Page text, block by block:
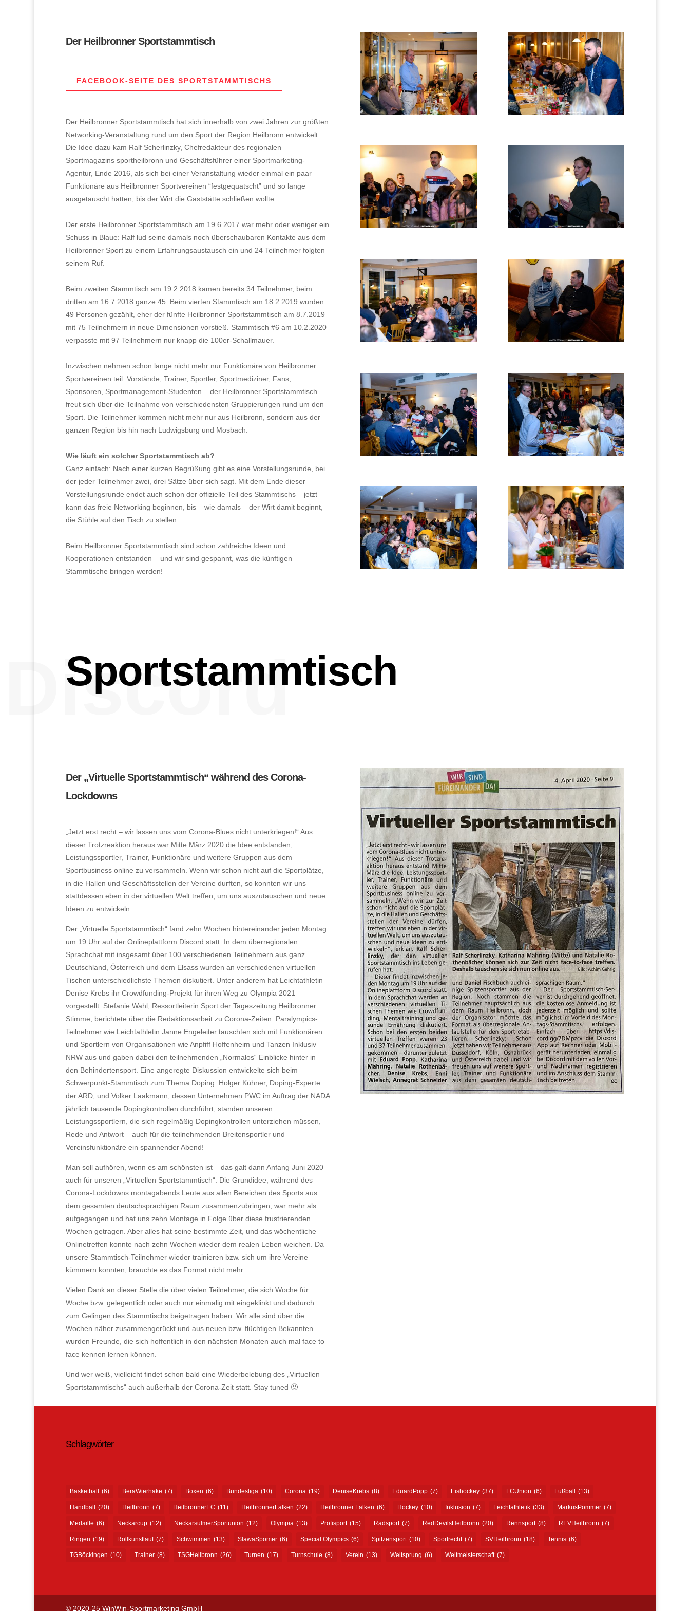
Der Heilbronner Sportstammtisch
FACEBOOK-SEITE DES SPORTSTAMMTISCHS
Der Heilbronner Sportstammtisch hat sich innerhalb von zwei Jahren zur größten
Networking-Veranstaltung rund um den Sport der Region Heilbronn entwickelt.
Die Idee dazu kam Ralf Scherlinzky, Chefredakteur des regionalen
Sportmagazins sportheilbronn und Geschäftsführer einer Sportmarketing-
Agentur, Ende 2016, als sich bei einer Veranstaltung wieder einmal ein paar
Funktionäre aus Heilbronner Sportvereinen “festgequatscht” und so lange
ausgetauscht hatten, bis der Wirt die Gaststätte schließen wollte.
Der erste Heilbronner Sportstammtisch am 19.6.2017 war mehr oder weniger ein
Schuss in Blaue: Ralf lud seine damals noch überschaubaren Kontakte aus dem
Heilbronner Sport zu einem Erfahrungsaustausch ein und 24 Teilnehmer folgten
seinem Ruf.
Beim zweiten Stammtisch am 19.2.2018 kamen bereits 34 Teilnehmer, beim
dritten am 16.7.2018 ganze 45. Beim vierten Stammtisch am 18.2.2019 wurden
49 Personen gezählt, eher der fünfte Heilbronner Sportstammtisch am 8.7.2019
mit 75 Teilnehmern in neue Dimensionen vorstieß. Stammtisch #6 am 10.2.2020
verpasste mit 97 Teilnehmern nur knapp die 100er-Schallmauer.
Inzwischen nehmen schon lange nicht mehr nur Funktionäre von Heilbronner
Sportvereinen teil. Vorstände, Trainer, Sportler, Sportmediziner, Fans,
Sponsoren, Sportmanagement-Studenten – der Heilbronner Sportstammtisch
freut sich über die Teilnahme von verschiedensten Gruppierungen rund um den
Sport. Die Teilnehmer kommen nicht mehr nur aus Heilbronn, sondern aus der
ganzen Region bis hin nach Ludwigsburg und Mosbach.
Wie läuft ein solcher Sportstammtisch ab?
Ganz einfach: Nach einer kurzen Begrüßung gibt es eine Vorstellungsrunde, bei
der jeder Teilnehmer zwei, drei Sätze über sich sagt. Mit dem Ende dieser
Vorstellungsrunde endet auch schon der offizielle Teil des Stammtischs – jetzt
kann das freie Networking beginnen, bis – wie damals – der Wirt damit beginnt,
die Stühle auf den Tisch zu stellen…
Beim Heilbronner Sportstammtisch sind schon zahlreiche Ideen und
Kooperationen entstanden – und wir sind gespannt, was die künftigen
Stammtische bringen werden!
Sportstammtisch
Discord
Der „Virtuelle Sportstammtisch“ während des Corona-
Lockdowns
„Jetzt erst recht – wir lassen uns vom Corona-Blues nicht unterkriegen!“ Aus
dieser Trotzreaktion heraus war Mitte März 2020 die Idee entstanden,
Leistungssportler, Trainer, Funktionäre und weitere Gruppen aus dem
Sportbusiness online zu versammeln. Wenn wir schon nicht auf die Sportplätze,
in die Hallen und Geschäftsstellen der Vereine durften, so konnten wir uns
stattdessen eben in der virtuellen Welt treffen, um uns auszutauschen und neue
Ideen zu entwickeln.
Der „Virtuelle Sportstammtisch“ fand zehn Wochen hintereinander jeden Montag
um 19 Uhr auf der Onlineplattform Discord statt. In dem überregionalen
Sprachchat mit insgesamt über 100 verschiedenen Teilnehmern aus ganz
Deutschland, Österreich und dem Elsass wurden an verschiedenen virtuellen
Tischen unterschiedlichste Themen diskutiert. Unter anderem hat Leichtathletin
Denise Krebs ihr Crowdfunding-Projekt für ihren Weg zu Olympia 2021
vorgestellt. Stefanie Wahl, Ressortleiterin Sport der Tageszeitung Heilbronner
Stimme, berichtete über die Redaktionsarbeit zu Corona-Zeiten. Paralympics-
Teilnehmer wie Leichtathletin Janne Engeleiter tauschten sich mit Funktionären
und Sportlern von Organisationen wie Anpfiff Hoffenheim und Tanzen Inklusiv
NRW aus und gaben dabei den teilnehmenden „Normalos“ Einblicke hinter in
den Behindertensport. Eine angeregte Diskussion entwickelte sich beim
Schwerpunkt-Stammtisch zum Thema Doping. Holger Kühner, Doping-Experte
der ARD, und Volker Laakmann, dessen Unternehmen PWC im Auftrag der NADA
jährlich tausende Dopingkontrollen durchführt, standen unseren
Leistungssportlern, die sich regelmäßig Dopingkontrollen unterziehen müssen,
Rede und Antwort – auch für die teilnehmenden Breitensportler und
Vereinsfunktionäre ein spannender Abend!
Man soll aufhören, wenn es am schönsten ist – das galt dann Anfang Juni 2020
auch für unseren „Virtuellen Sportstammtisch“. Die Grundidee, während des
Corona-Lockdowns montagabends Leute aus allen Bereichen des Sports aus
dem gesamten deutschsprachigen Raum zusammenzubringen, war mehr als
aufgegangen und hat uns zehn Montage in Folge über diese frustrierenden
Wochen getragen. Aber alles hat seine bestimmte Zeit, und das wöchentliche
Onlinetreffen konnte nach zehn Wochen wieder dem realen Leben weichen. Da
unsere Stammtisch-Teilnehmer wieder trainieren bzw. sich um ihre Vereine
kümmern konnten, brauchte es das Format nicht mehr.
Vielen Dank an dieser Stelle die über vielen Teilnehmer, die sich Woche für
Woche bzw. gelegentlich oder auch nur einmalig mit eingeklinkt und dadurch
zum Gelingen des Stammtischs beigetragen haben. Wir alle sind über die
Wochen näher zusammengerückt und aus neuen bzw. flüchtigen Bekannten
wurden Freunde, die sich hoffentlich in den nächsten Monaten auch mal face to
face kennen lernen können.
Und wer weiß, vielleicht findet schon bald eine Wiederbelebung des „Virtuellen
Sportstammtischs“ auch außerhalb der Corona-Zeit statt. Stay tuned 🙂
Schlagwörter
Basketball (6) BeraWierhake (7) Boxen (6) Bundesliga (10) Corona (19) DeniseKrebs (8) EduardPopp (7) Eishockey (37) FCUnion (6) Fußball (13)
Handball (20) Heilbronn (7) HeilbronnerEC (11) HeilbronnerFalken (22) Heilbronner Falken (6) Hockey (10) Inklusion (7) Leichtathletik (33) MarkusPommer (7)
Medaille (6) Neckarcup (12) NeckarsulmerSportunion (12) Olympia (13) Profisport (15) Radsport (7) RedDevilsHeilbronn (20) Rennsport (8) REVHeilbronn (7)
Ringen (19) Rollkunstlauf (7) Schwimmen (13) SlawaSpomer (6) Special Olympics (6) Spitzensport (10) Sportrecht (7) SVHeilbronn (18) Tennis (6)
TGBöckingen (10) Trainer (8) TSGHeilbronn (26) Turnen (17) Turnschule (8) Verein (13) Weitsprung (6) Weltmeisterschaft (7)
© 2020-25 WinWin-Sportmarketing GmbH